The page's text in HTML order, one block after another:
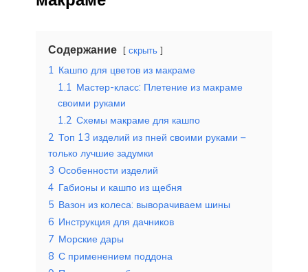
Содержание скрыть
1 Кашпо для цветов из макраме
1.1 Мастер-класс: Плетение из макраме
своими руками
1.2 Схемы макраме для кашпо
2 Топ 13 изделий из пней своими руками –
только лучшие задумки
3 Особенности изделий
4 Габионы и кашпо из щебня
5 Вазон из колеса: выворачиваем шины
6 Инструкция для дачников
7 Морские дары
8 С применением поддона